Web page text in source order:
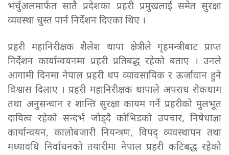
भर्चुअलमार्फत सातै प्रदेशका प्रहरी प्रमुखलाई समेत सुरक्षा
व्यवस्था चुस्त पार्न निर्देशन दिएका थिए ।
प्रहरी महानिरीक्षक शैलेश थापा क्षेत्रीले गृहमन्त्रीबाट प्राप्त
निर्देशन कार्यान्वयनमा प्रहरी प्रतिबद्ध रहेको बताए । उनले
आगामी दिनमा नेपाल प्रहरी थप व्यावसायिक र ऊर्जावान हुने
विश्वास दिलाए । प्रहरी महानिरीक्षक थापाले अपराध रोकथाम
तथा अनुसन्धान र शान्ति सुरक्षा कायम गर्ने प्रहरीको मुलभूत
दायित्व रहेको सन्दर्भ जोड्दै कोभिडको उपचार, निषेधाज्ञा
कार्यान्वयन, कालोबजारी नियन्त्रण, विपद् व्यवस्थापन तथा
मध्यावधि निर्वाचनको तयारीमा नेपाल प्रहरी कटिबद्ध रहेको